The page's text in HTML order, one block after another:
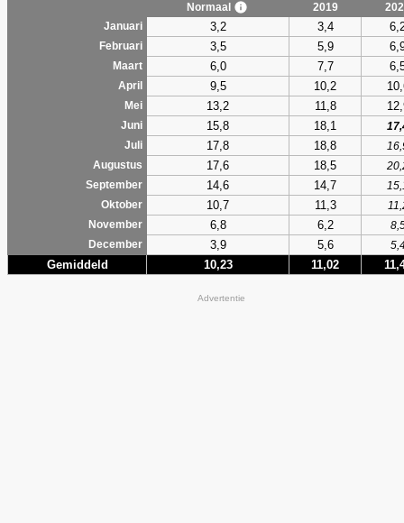
Normaal 2019
Januari
3,2 3,4
Februari 3,5 5,9
Maart 6,0 7,7
April 9,5 10,2
Mei 13,2 11,8
Juni 15,8 18,1
Juli
17,8 18,8
Augustus
17,6 18,5
September
14,6 14,7
Oktober
10,7 11,3
November
6,8 6,2
December
3,9 5,6
Gemiddeld 10,23 11,02
Advertentie